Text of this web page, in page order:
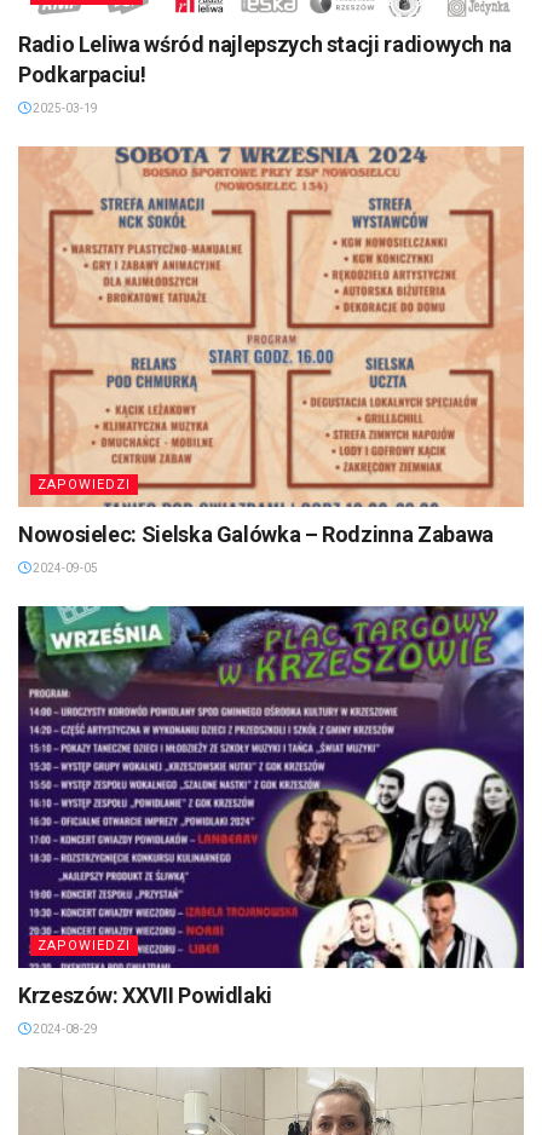
Radio Leliwa wśród najlepszych stacji radiowych na
Podkarpaciu!
2025-03-19
ZAPOWIEDZI
Nowosielec: Sielska Galówka – Rodzinna Zabawa
2024-09-05
ZAPOWIEDZI
Krzeszów: XXVII Powidlaki
2024-08-29